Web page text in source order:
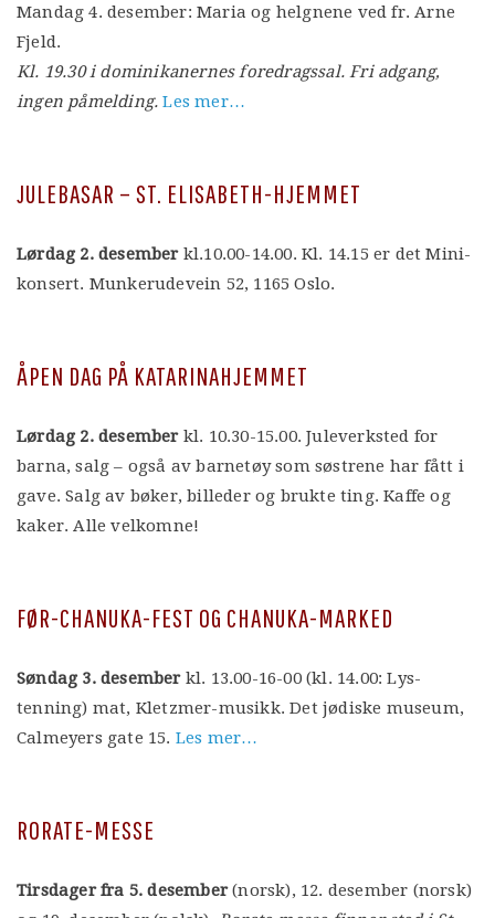
Mandag 4. desember: Maria og helgnene ved fr. Arne
Fjeld.
Kl. 19.30 i dominikanernes foredragssal. Fri adgang,
ingen påmelding.Les mer…
JULEBASAR – ST. ELISABETH-HJEMMET
Lørdag 2. desember kl.10.00-14.00. Kl. 14.15 er det Mini-
konsert. Munkerudevein 52, 1165 Oslo.
ÅPEN DAG PÅ KATARINAHJEMMET
Lørdag 2. desember kl. 10.30-15.00. Juleverksted for
barna, salg – også av barnetøy som søstrene har fått i
gave. Salg av bøker, billeder og brukte ting. Kaffe og
kaker. Alle velkomne!
FØR-CHANUKA-FEST OG CHANUKA-MARKED
Søndag 3. desember kl. 13.00-16-00 (kl. 14.00: Lys-
tenning) mat, Kletzmer-musikk. Det jødiske museum,
Calmeyers gate 15. Les mer…
RORATE-MESSE
Tirsdager fra 5. desember(norsk), 12. desember (norsk)